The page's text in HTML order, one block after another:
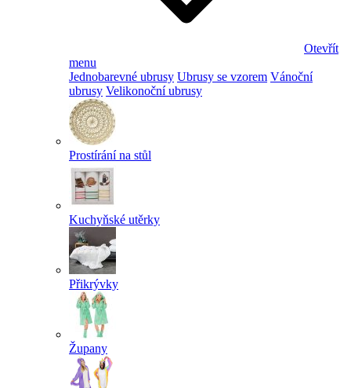
Otevřít
menu
Jednobarevné ubrusy Ubrusy se vzorem Vánoční
ubrusy Velikonoční ubrusy
Prostírání na stůl
Kuchyňské utěrky
Přikrývky
Župany